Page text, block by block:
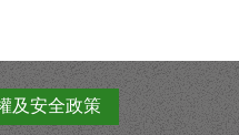
及安全政策